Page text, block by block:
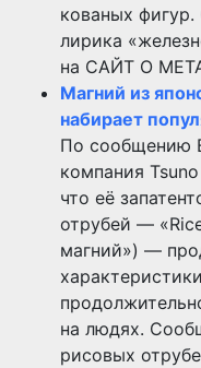
кованых
лирика
на САЙТ О
Магний из
набирает
По сообщению
компания
что её
отрубей —
магний») —
на людях.
рисовых